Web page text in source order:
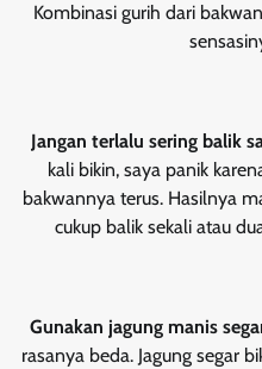
Kombinasi gurih dari
Jangan terlalu sering balik
kali bikin, saya panik
bakwannya terus. Hasilnya
cukup balik sekali atau
Gunakan jagung manis
rasanya beda. Jagung segar